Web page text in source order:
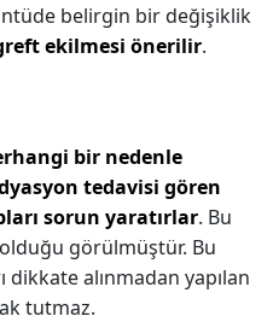
belirgin bir değişiklik
ekilmesi önerilir.
bir nedenle
tedavisi gören
sorun yaratırlar. Bu
görülmüştür. Bu
alınmadan yapılan
tutmaz.